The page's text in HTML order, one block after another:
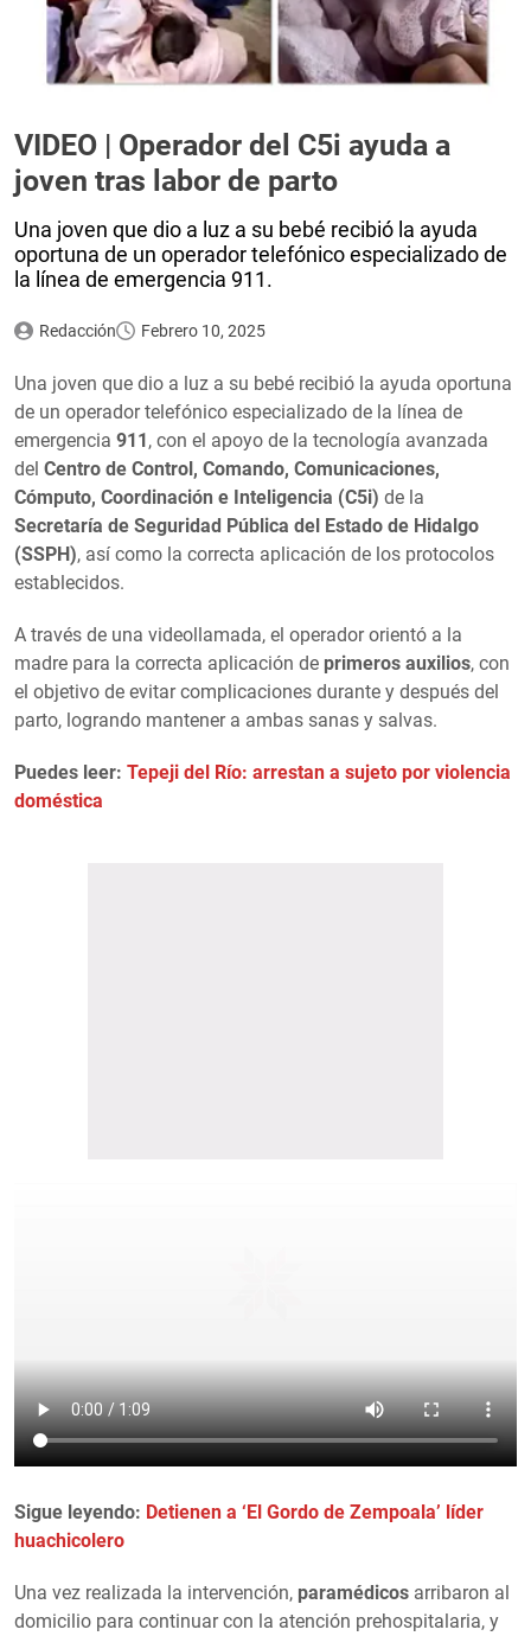
VIDEO | Operador del C5i ayuda a
joven tras labor de parto
Una joven que dio a luz a su bebé recibió la ayuda
oportuna de un operador telefónico especializado de
la línea de emergencia 911.
Redacción Febrero 10, 2025
Una joven que dio a luz a su bebé recibió la ayuda oportuna
de un operador telefónico especializado de la línea de
emergencia 911 , con el apoyo de la tecnología avanzada
del Centro de Control, Comando, Comunicaciones,
Cómputo, Coordinación e Inteligencia (C5i) de la
Secretaría de Seguridad Pública del Estado de Hidalgo
(SSPH), así como la correcta aplicación de los protocolos
establecidos.
A través de una videollamada, el operador orientó a la
madre para la correcta aplicación de primeros auxilios, con
el objetivo de evitar complicaciones durante y después del
parto, logrando mantener a ambas sanas y salvas.
Puedes leer: Tepeji del Río: arrestan a sujeto por violencia
doméstica
Sigue leyendo: Detienen a ‘El Gordo de Zempoala’ líder
huachicolero
Una vez realizada la intervención, paramédicos arribaron al
domicilio para continuar con la atención prehospitalaria, y